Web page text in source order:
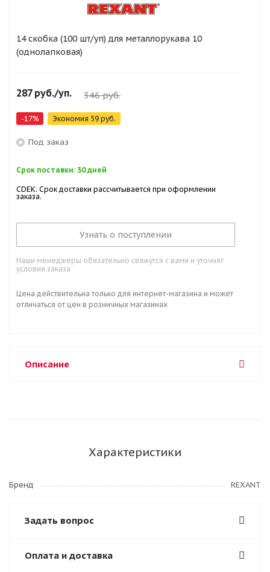
14 скобка (100 шт/уп) для металлорукава 10
(однолапковая)
287руб./уп. 346руб.
-17% Экономия 59 руб.
Под заказ
Срок поставки: 30 дней
CDEK: Срок доставки рассчитывается при оформлении
заказа.
Узнать о поступлении
Наши менеджеры обязательно свяжутся с вами и уточнят
условия заказа
Цена действительна только для интернет-магазина и может
отличаться от цен в розничных магазинах
Описание
Характеристики
Бренд REXANT
Задать вопрос
Оплата и доставка